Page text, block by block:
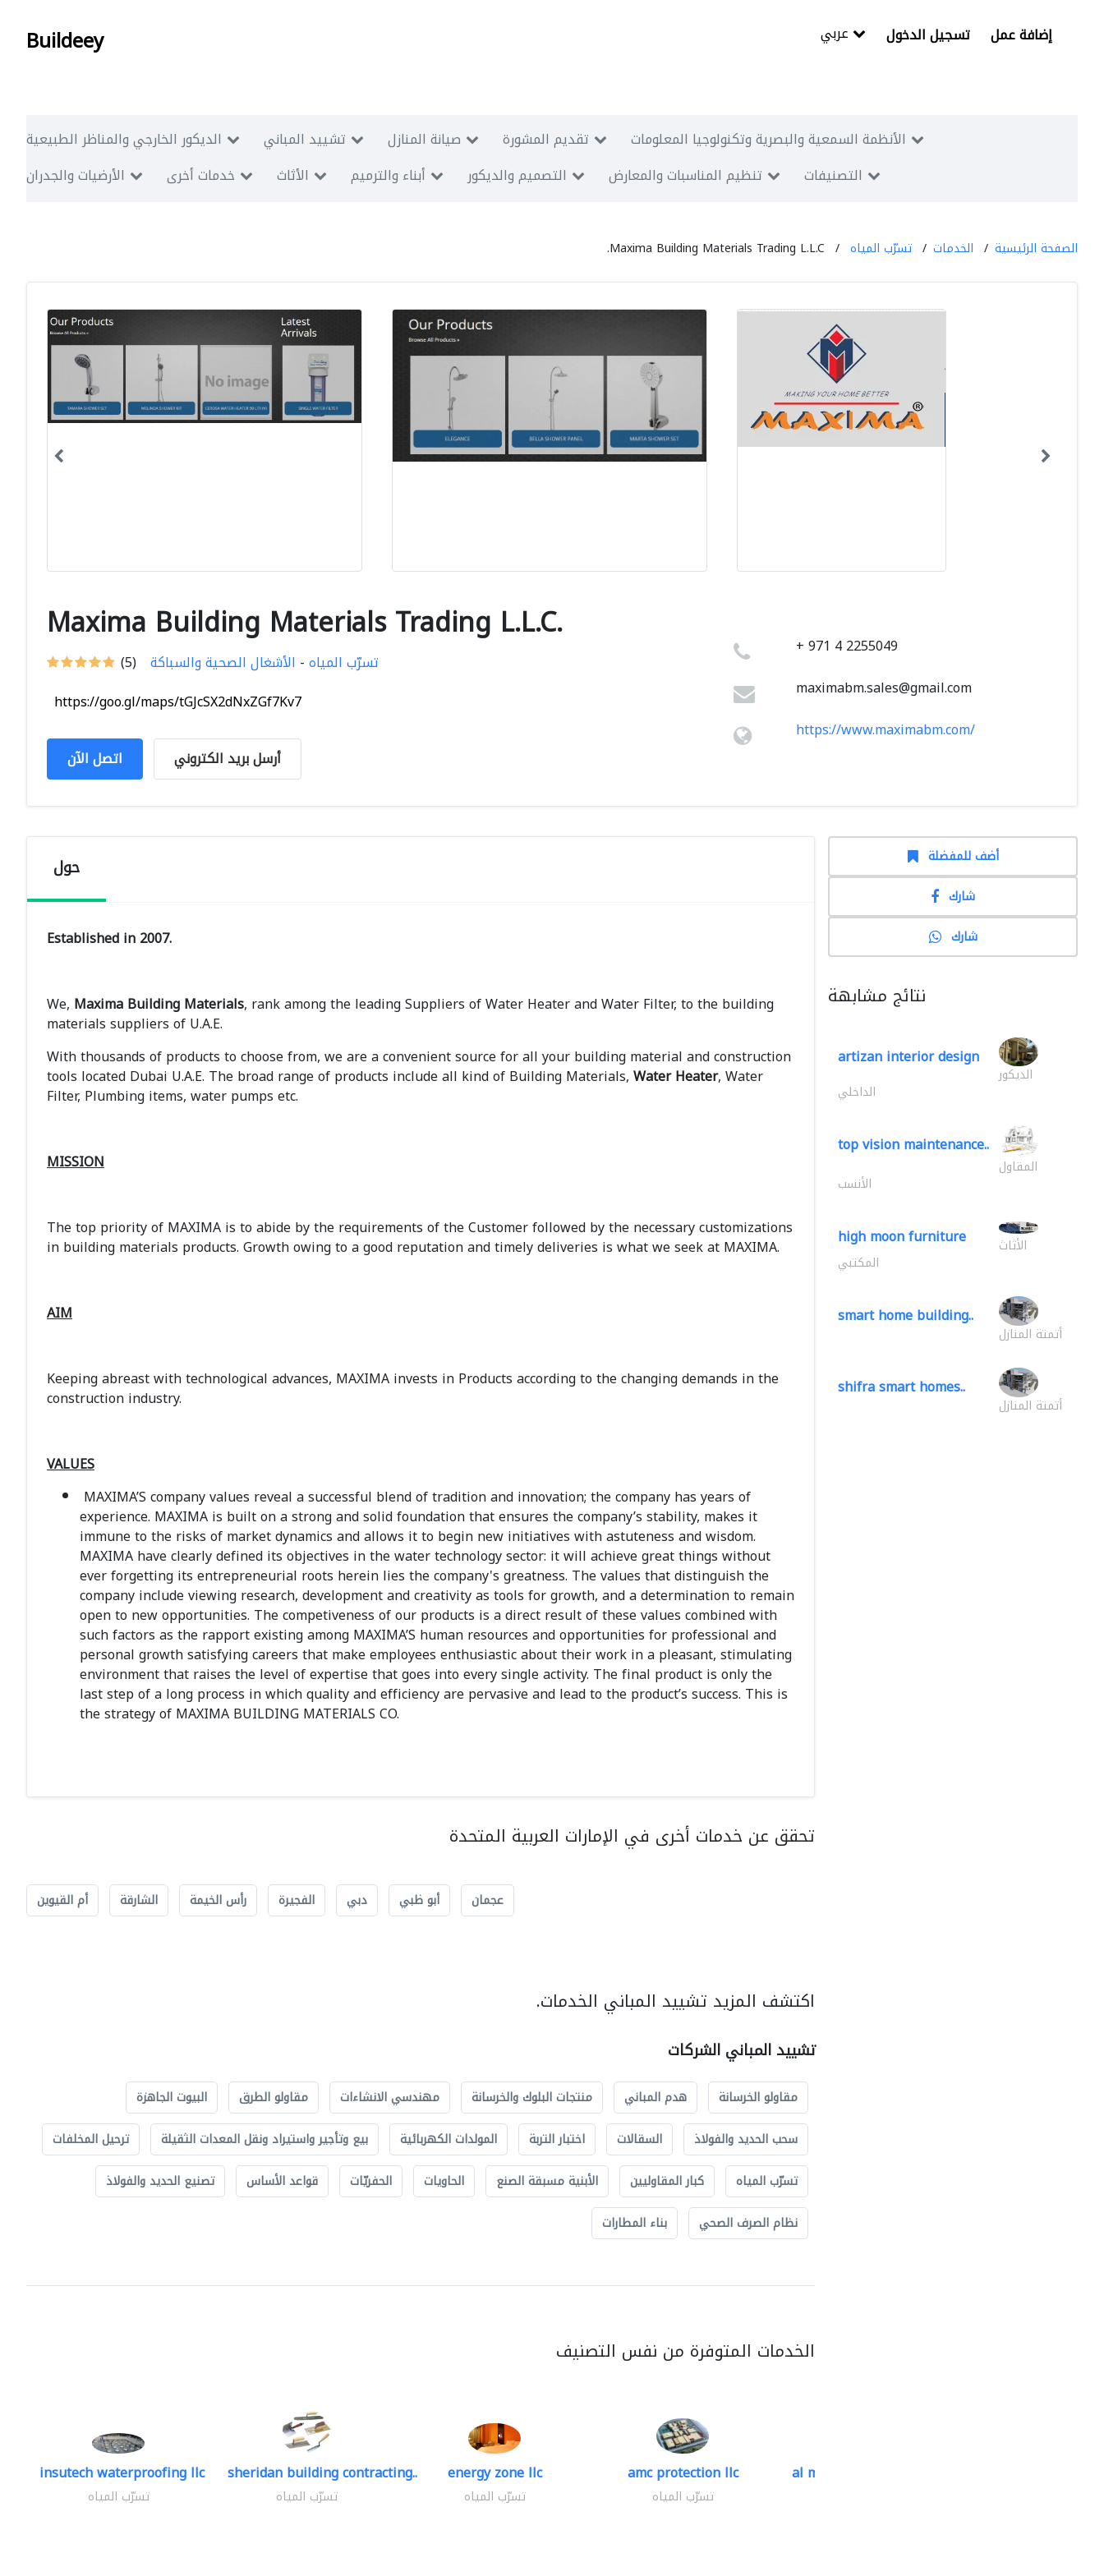
Buildeey تسجيل الدخول إضافة عمل
الديكور الخارجي والمناظر الطبيعية تشييد المباني صيانة المنازل تقديم المشورة
الأنظمة السمعية والبصرية وتكنولوجيا المعلومات
الأرضيات والجدران
خدمات أخرى الأثاث أبناء والترميم التصميم والديكور تنظيم المناسبات والمعارض التصنيفات
الصفحة الرئيسية الخدمات تسرّب المياه Maxima Building Materials Trading L.L.C.
Maxima Building Materials Trading L.L.C.
(5) تسرّب المياه- الأشغال الصحية والسباكة
https://goo.gl/maps/tGJcSX2dNxZGf7Kv7
اتصل الآن أرسل بريد الكتروني
+ 971 4 2255049
maximabm.sales@gmail.com
https://www.maximabm.com/
حول
Established in 2007.
We, Maxima Building Materials, rank among the leading Suppliers of Water Heater and Water Filter, to the building
materials suppliers of U.A.E.
With thousands of products to choose from, we are a convenient source for all your building material and construction
tools located Dubai U.A.E. The broad range of products include all kind of Building Materials,Water Heater, Water
Filter, Plumbing items, water pumps etc.
MISSION
The top priority of MAXIMA is to abide by the requirements of the Customer followed by the necessary customizations
in building materials products. Growth owing to a good reputation and timely deliveries is what we seek at MAXIMA.
AIM
Keeping abreast with technological advances, MAXIMA invests in Products according to the changing demands in the
construction industry.
VALUES
MAXIMA’S company values reveal a successful blend of tradition and innovation; the company has years of
experience. MAXIMA is built on a strong and solid foundation that ensures the company’s stability, makes it
immune to the risks of market dynamics and allows it to begin new initiatives with astuteness and wisdom.
MAXIMA have clearly defined its objectives in the water technology sector: it will achieve great things without
ever forgetting its entrepreneurial roots herein lies the company's greatness. The values that distinguish the
company include viewing research, development and creativity as tools for growth, and a determination to remain
open to new opportunities. The competiveness of our products is a direct result of these values combined with
such factors as the rapport existing among MAXIMA’S human resources and opportunities for professional and
personal growth satisfying careers that make employees enthusiastic about their work in a pleasant, stimulating
environment that raises the level of expertise that goes into every single activity. The final product is only the
last step of a long process in which quality and efficiency are pervasive and lead to the product’s success. This is
the strategy of MAXIMA BUILDING MATERIALS CO.
تحقق عن خدمات أخرى في الإمارات العربية المتحدة
عجمان أبو ظبي دبي الفجيرة رأس الخيمة الشارقة أم القيوين
اكتشف المزيد تشييد المباني الخدمات.
تشييد المباني الشركات
مقاولو الخرسانة هدم المباني منتجات البلوك والخرسانة مهندسي الانشاءات مقاولو الطرق
البيوت الجاهزة
سحب الحديد والفولاذ
السقالات اختبار التربة المولدات الكهربائية بيع وتأجير واستيراد ونقل المعدات الثقيلة
ترحيل المخلفات
تسرّب المياه
كبار المقاوليين الأبنية مسبقة الصنع الحاويات الحفريّات قواعد الأساس
تصنيع الحديد والفولاذ
نظام الصرف الصحي
بناء المطارات
الخدمات المتوفرة من نفس التصنيف
insutech waterproofing llc
تسرّب المياه
sheridan building contracting..
تسرّب المياه
energy zone llc
تسرّب المياه
amc protection llc
تسرّب المياه
al mutathawer insulation..
أضف للمفضلة
شارك
شارك
نتائج مشابهة
artizan interior design
الديكور
الداخلي
top vision maintenance..
المقاول
الأنسب
high moon furniture الأثاث
المكتبي
smart home building..
أتمتة المنازل
shifra smart homes..
أتمتة المنازل